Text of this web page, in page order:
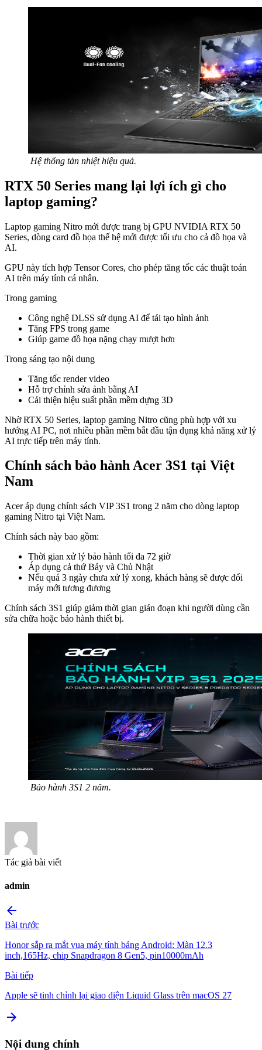
Hệ thống tản nhiệt hiệu quả.
RTX 50 Series mang lại lợi ích gì cho
laptop gaming?
Laptop gaming Nitro mới được trang bị GPU NVIDIA RTX 50
Series, dòng card đồ họa thế hệ mới được tối ưu cho cả đồ họa và
AI.
GPU này tích hợp Tensor Cores, cho phép tăng tốc các thuật toán
AI trên máy tính cá nhân.
Trong gaming
Công nghệ DLSS sử dụng AI để tái tạo hình ảnh
Tăng FPS trong game
Giúp game đồ họa nặng chạy mượt hơn
Trong sáng tạo nội dung
Tăng tốc render video
Hỗ trợ chỉnh sửa ảnh bằng AI
Cải thiện hiệu suất phần mềm dựng 3D
Nhờ RTX 50 Series, laptop gaming Nitro cũng phù hợp với xu
hướng AI PC, nơi nhiều phần mềm bắt đầu tận dụng khả năng xử lý
AI trực tiếp trên máy tính.
Chính sách bảo hành Acer 3S1 tại Việt
Nam
Acer áp dụng chính sách VIP 3S1 trong 2 năm cho dòng laptop
gaming Nitro tại Việt Nam.
Chính sách này bao gồm:
Thời gian xử lý bảo hành tối đa 72 giờ
Áp dụng cả thứ Bảy và Chủ Nhật
Nếu quá 3 ngày chưa xử lý xong, khách hàng sẽ được đổi
máy mới tương đương
Chính sách 3S1 giúp giảm thời gian gián đoạn khi người dùng cần
sửa chữa hoặc bảo hành thiết bị.
Bảo hành 3S1 2 năm.
Tác giả bài viết
admin
arrow_back
Bài trước
Honor sắp ra mắt vua máy tính bảng Android: Màn 12.3
inch,165Hz, chip Snapdragon 8 Gen5, pin10000mAh
Bài tiếp
Apple sẽ tinh chỉnh lại giao diện Liquid Glass trên macOS 27
arrow_forward
Nội dung chính